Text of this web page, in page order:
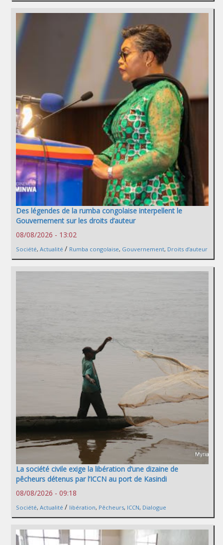
Des légendes de la rumba congolaise interpellent le
Gouvernement sur les droits d’auteur
08/08/2026 - 13:02
Société, Actualité / Rumba congolaise, Gouvernement, Droits d’auteur
La société civile exige la libération d’une dizaine de
pêcheurs détenus par l’ICCN au port de Kasindi
08/08/2026 - 09:18
Société, Actualité / libération, Pêcheurs, ICCN, Dialogue